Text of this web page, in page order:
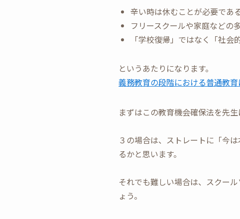
辛い時は休むことが必要であ
フリースクールや家庭などの
「学校復帰」ではなく「社会
というあたりになります。
義務教育の段階における普通教
まずはこの教育機会確保法を先
３の場合は、ストレートに「今
るかと思います。
それでも難しい場合は、スクー
ょう。